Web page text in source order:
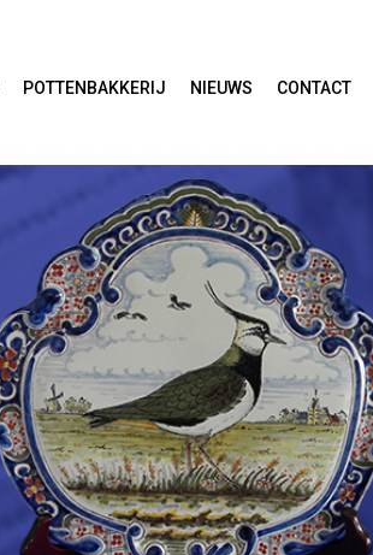
POTTENBAKKERIJ NIEUWS CONTACT